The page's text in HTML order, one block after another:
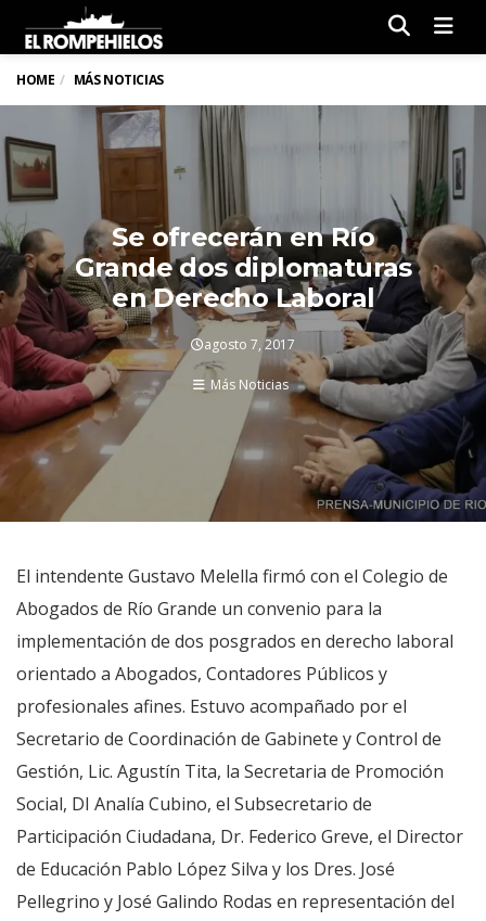
HOME MÁS NOTICIAS
Se ofrecerán en Río
Grande dos diplomaturas
en Derecho Laboral
agosto 7, 2017
Más Noticias
El intendente Gustavo Melella firmó con el Colegio de
Abogados de Río Grande un convenio para la
implementación de dos posgrados en derecho laboral
orientado a Abogados, Contadores Públicos y
profesionales afines. Estuvo acompañado por el
Secretario de Coordinación de Gabinete y Control de
Gestión, Lic. Agustín Tita, la Secretaria de Promoción
Social, DI Analía Cubino, el Subsecretario de
Participación Ciudadana, Dr. Federico Greve, el Director
de Educación Pablo López Silva y los Dres. José
Pellegrino y José Galindo Rodas en representación del